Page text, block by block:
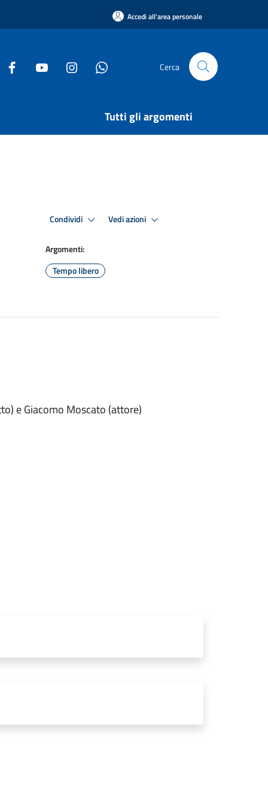
Accedi all'area personale
Cerca
Tutti gli argomenti
Condividi Vedi azioni
Argomenti:
Tempo libero
e Giacomo Moscato (attore)